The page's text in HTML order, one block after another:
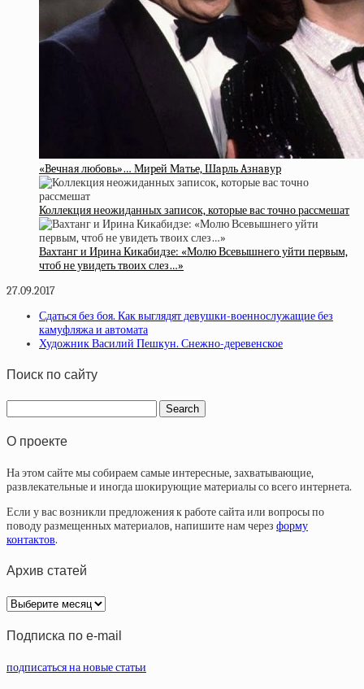
«Beчнaя любoвь»… Миpeй Мaтьe, Шapль Aзнaвуp
Коллекция неожиданных записок, которые вас точно рассмешат
Вахтанг и Ирина Кикабидзе: «Молю Всевышнего уйти первым,
чтоб не увидеть твоих слез…»
27.09.2017
Сдаться без боя. Как выглядят девушки-военнослужащие без
камуфляжа и автомата
Художник Василий Пешкун. Снежно-деревенское
Поиск по сайту
О проекте
На этом сайте мы собираем самые интересные, захватывающие,
развлекательные и иногда шокирующие материалы со всего интернета.
Если у вас возникли предложения к работе сайта или вопросы по
поводу размещенных материалов, напишите нам через форму
контактов.
Архив статей
Архив
статей
Подписка по e-mail
подписаться на новые статьи